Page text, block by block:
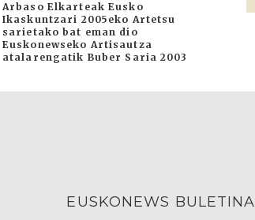
Arbaso Elkarteak Eusko
Ikaskuntzari 2005eko Artetsu
sarietako bat eman dio
Euskonewseko Artisautza
atalarengatik Buber Saria 2003
EUSKONEWS BULETINA